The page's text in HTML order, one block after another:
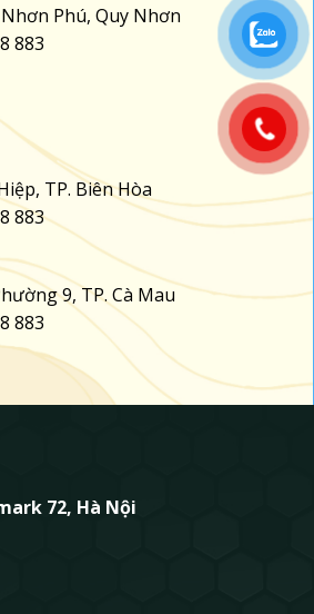
Phú, Quy Nhơn
883
TP. Biên Hòa
883
9, TP. Cà Mau
883
72, Hà Nội